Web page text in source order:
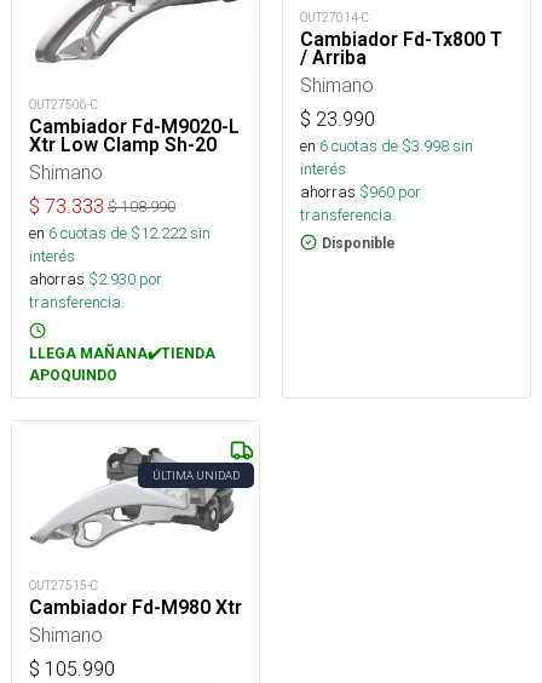
OUT27506-C
Cambiador Fd-M9020-L
Xtr Low Clamp Sh-20
Shimano
$ 73.333 $108.990
en 6cuotas de $12.222sin
interés
ahorras $2.930 por
transferencia.
LLEGA MAÑANA✔️TIENDA
APOQUINDO
OUT27014-C
Cambiador Fd-Tx800 T
/ Arriba
Shimano
$ 23.990
en 6cuotas de $3.998sin
interés
ahorras $960 por
transferencia.
Disponible
ÚLTIMA UNIDAD
OUT27515-C
Cambiador Fd-M980 Xtr
Shimano
$ 105.990